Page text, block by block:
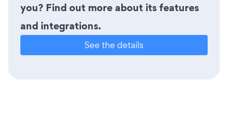
you? Find out more about its features
and integrations.
See the details